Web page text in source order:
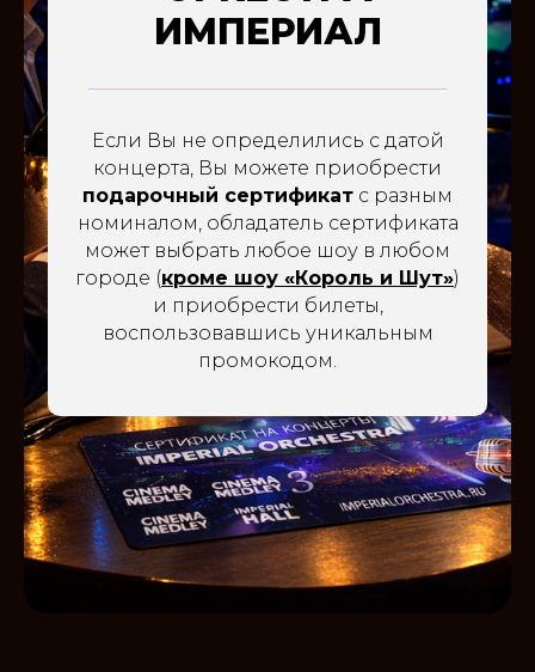
ИМПЕРИАЛ
Если Вы не определились с датой
концерта, Вы можете приобрести
подарочный сертификат с разным
номиналом, обладатель сертификата
может выбрать любое шоу в любом
городе (кроме шоу «Король и Шут»)
и приобрести билеты,
воспользовавшись уникальным
промокодом.